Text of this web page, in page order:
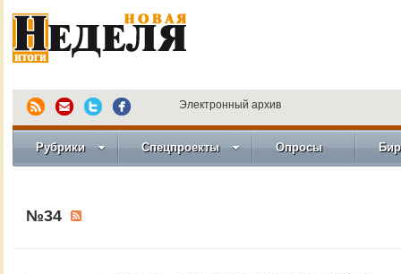
Электронный архив
Рубрики Спецпроекты Опросы
№34